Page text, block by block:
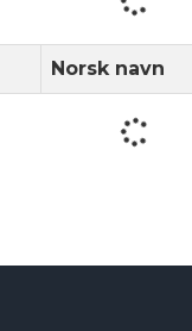
Norsk navn